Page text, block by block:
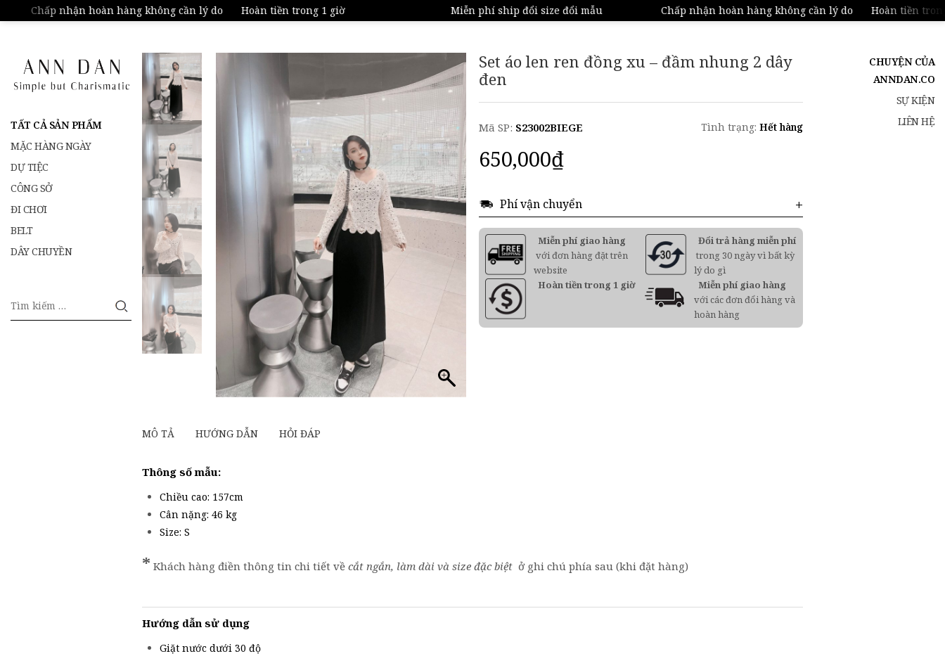
Chấp nhận hoàn hàng không cần lý do Hoàn tiền trong 1 giờ Miễn phí ship đổi size đổi mẫu Chấp nhận hoàn hàng không cần lý do Hoàn tiền trong
TẤT CẢ SẢN PHẨM
MẶC HÀNG NGÀY
DỰ TIỆC
CÔNG SỞ
ĐI CHƠI
BELT
DÂY CHUYỀN
Tìm
kiếm
CHUYỆN CỦA
ANNDAN.CO
SỰ KIỆN
LIÊN HỆ
Set áo len ren đồng xu – đầm nhung 2 dây
đen
Mã SP: S23002BIEGE Tình trạng: Hết hàng
650,000₫
Phí vận chuyển
Miễn phí giao hàng
với đơn hàng đặt trên
website
Đổi trả hàng miễn phí
trong 30 ngày vì bất kỳ
lý do gì
Hoàn tiền trong 1 giờ
Miễn phí giao hàng
với các đơn đổi hàng và
hoàn hàng
MÔ TẢ HƯỚNG DẪN HỎI ĐÁP
Thông số mẫu:
Chiều cao: 157cm
Cân nặng: 46 kg
Size: S
* Khách hàng điền thông tin chi tiết về cắt ngắn, làm dài và size đặc biệtở ghi chú phía sau (khi đặt hàng)
Hướng dẫn sử dụng
Giặt nước dưới 30 độ